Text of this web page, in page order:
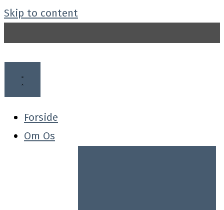
Skip to content
Forside
Om Os